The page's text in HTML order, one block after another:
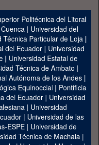
Politécnica del Litoral
| Universidad del
Técnica Particular de Loja|
del Ecuador| Universidad
| Universidad Estatal de
Técnica de Ambato |
Autónoma de los Andes|
Equinoccial| Pontificia
del Ecuador | Universidad
| Universidad
| Universidad de las
ESPE | Universidad de
Técnica de Machala|